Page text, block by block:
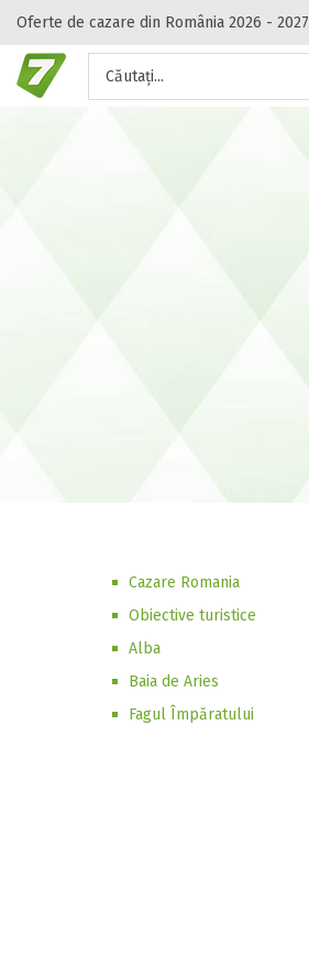
Oferte de cazare din România 2026 - 2027
Căutați...
Cazare Romania
Obiective turistice
Alba
Baia de Aries
Fagul Împăratului